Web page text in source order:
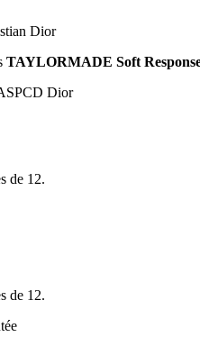
Dior
TAYLORMADE Soft
de 12.
de 12.